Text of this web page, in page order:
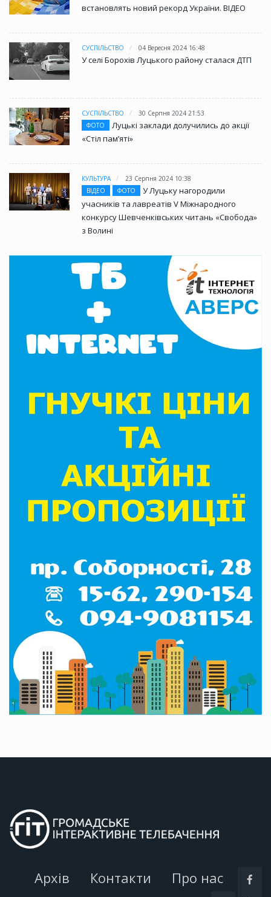
встановлять новий рекорд України. ВІДЕО
СУСПІЛЬСТВО 04 Вересня 2024 16:48
У селі Борохів Луцького району сталася ДТП
СУСПІЛЬСТВО
30 Серпня 2024 21:53
ФОТО
Луцькі заклади долучились до акції
«Стіл памʼяті»
КУЛЬТУРА
23 Серпня 2024 10:38
ВІДЕО
ФОТО
У Луцьку нагородили
учасників та лавреатів V Міжнародного
конкурсу Шевченківських читань «Свобода»
з Волині
Архів Контакти Про нас